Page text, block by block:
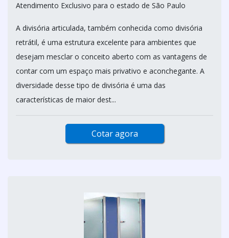
Atendimento Exclusivo para o estado de São Paulo
A divisória articulada, também conhecida como divisória
retrátil, é uma estrutura excelente para ambientes que
desejam mesclar o conceito aberto com as vantagens de
contar com um espaço mais privativo e aconchegante. A
diversidade desse tipo de divisória é uma das
características de maior dest...
Cotar agora